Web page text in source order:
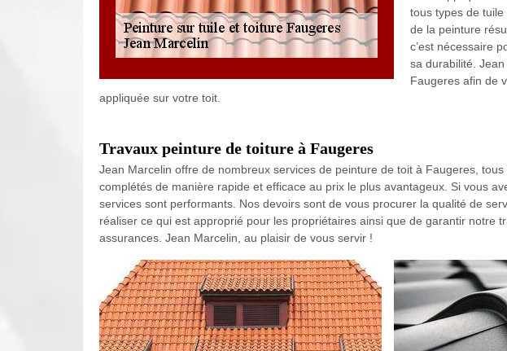
tous types de
de la peinture
c’est nécessaire
sa durabilité.
Faugeres afin de
appliquée sur votre toit.
Travaux peinture de toiture à Faugeres
Jean Marcelin offre de nombreux services de peinture de toit à Faugeres,
complétés de manière rapide et efficace au prix le plus avantageux. Si vous
services sont performants. Nos devoirs sont de vous procurer la qualité de
réaliser ce qui est approprié pour les propriétaires ainsi que de garantir notre
assurances. Jean Marcelin, au plaisir de vous servir !